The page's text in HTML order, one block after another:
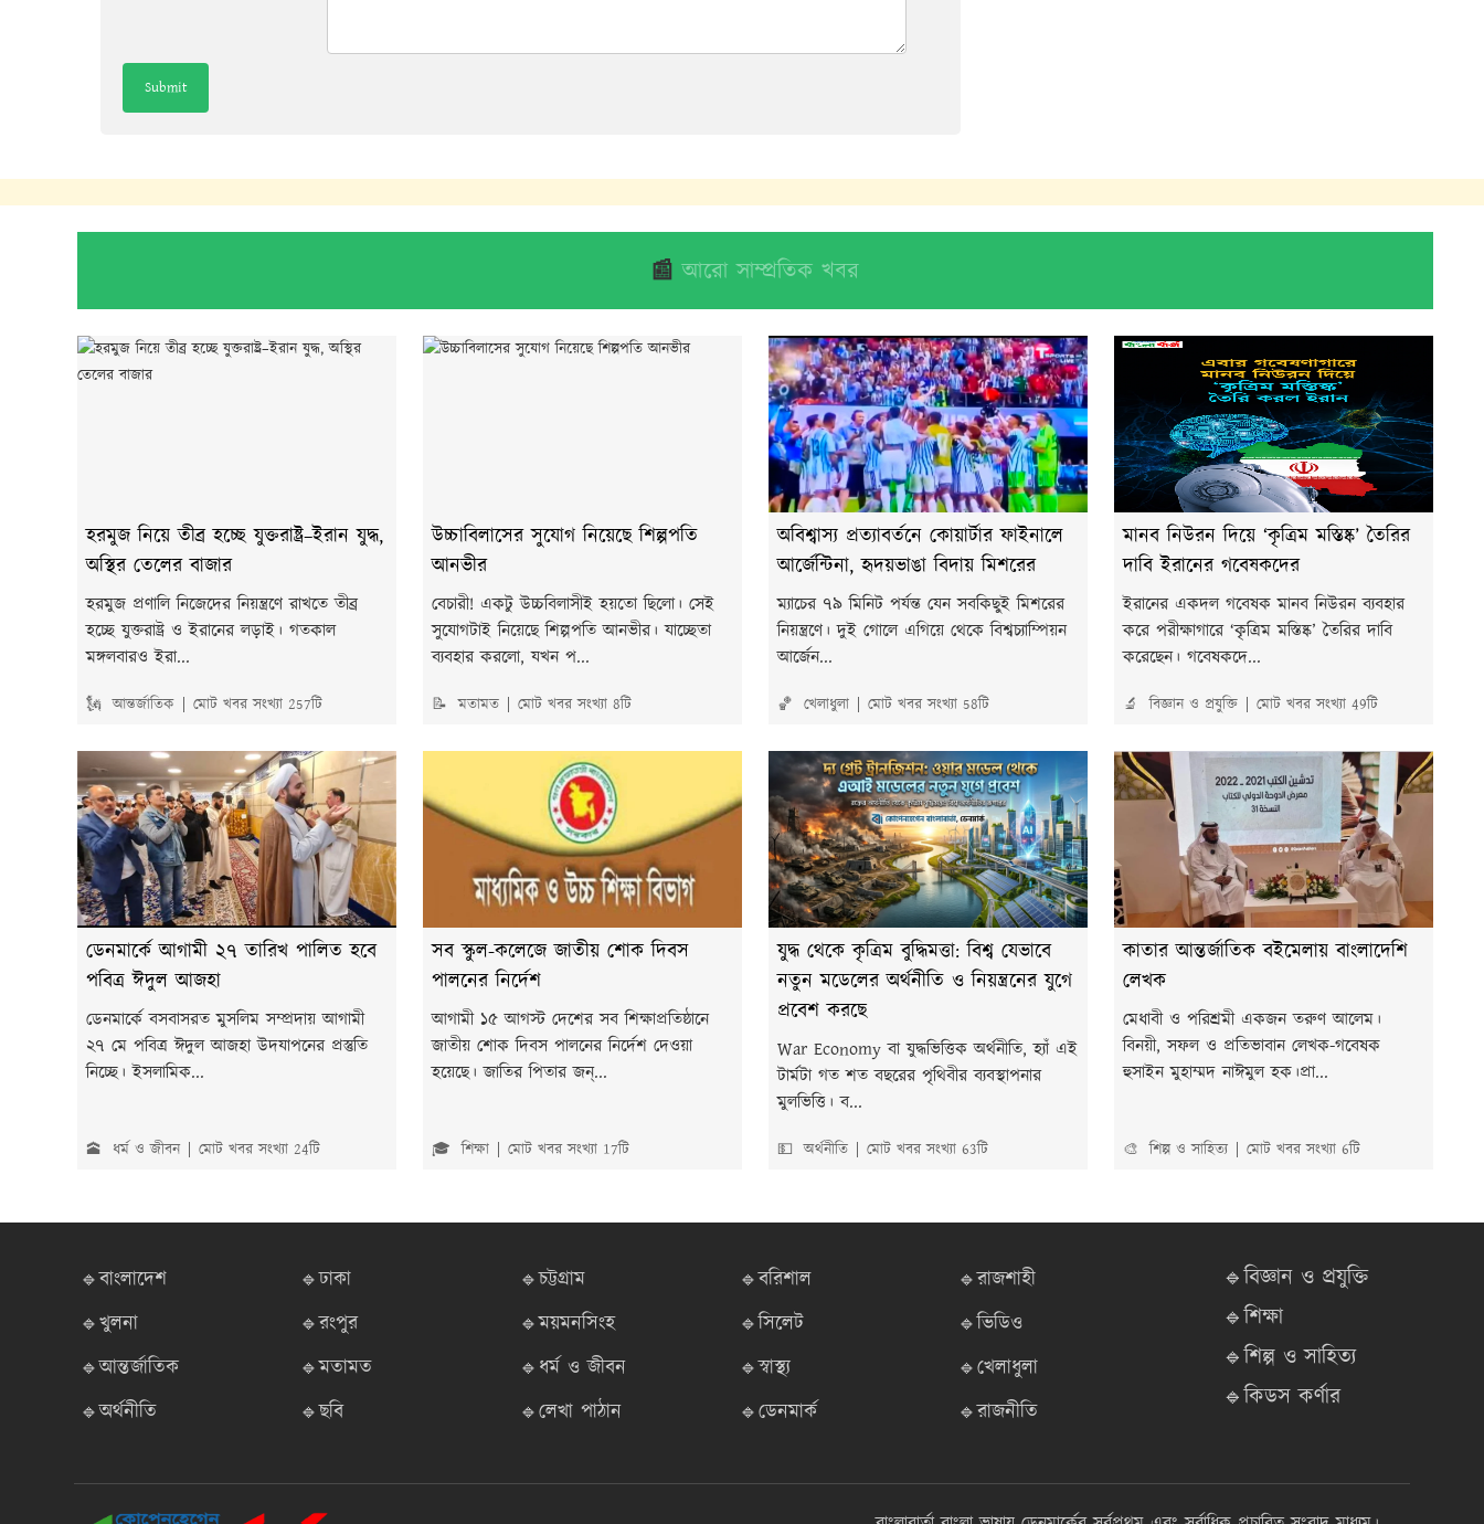
📰আরো সাম্প্রতিক খবর
হরমুজ নিয়ে তীব্র হচ্ছে যুক্তরাষ্ট্র–ইরান যুদ্ধ,
অস্থির তেলের বাজার
হরমুজ প্রণালি নিজেদের নিয়ন্ত্রণে রাখতে তীব্র
হচ্ছে যুক্তরাষ্ট্র ও ইরানের লড়াই। গতকাল
মঙ্গলবারও ইরা...
🗽 আন্তর্জাতিক মোট খবর সংখ্যা 257টি
উচ্চাবিলাসের সুযোগ নিয়েছে শিল্পপতি
আনভীর
বেচারী! একটু উচ্চবিলাসীই হয়তো ছিলো। সেই
সুযোগটাই নিয়েছে শিল্পপতি আনভীর। যাচ্ছেতা
ব্যবহার করলো, যখন প...
📝 মতামত মোট খবর সংখ্যা 8টি
অবিশ্বাস্য প্রত্যাবর্তনে কোয়ার্টার ফাইনালে
আর্জেন্টিনা, হৃদয়ভাঙা বিদায় মিশরের
ম্যাচের ৭৯ মিনিট পর্যন্ত যেন সবকিছুই মিশরের
নিয়ন্ত্রণে। দুই গোলে এগিয়ে থেকে বিশ্বচ্যাম্পিয়ন
আর্জেন...
🏀 খেলাধুলা মোট খবর সংখ্যা 58টি
মানব নিউরন দিয়ে ‘কৃত্রিম মস্তিষ্ক’ তৈরির
দাবি ইরানের গবেষকদের
ইরানের একদল গবেষক মানব নিউরন ব্যবহার
করে পরীক্ষাগারে ‘কৃত্রিম মস্তিষ্ক’ তৈরির দাবি
করেছেন। গবেষকদে...
🔬 বিজ্ঞান ও প্রযুক্তি মোট খবর সংখ্যা 49টি
ডেনমার্কে আগামী ২৭ তারিখ পালিত হবে
পবিত্র ঈদুল আজহা
ডেনমার্কে বসবাসরত মুসলিম সম্প্রদায় আগামী
২৭ মে পবিত্র ঈদুল আজহা উদযাপনের প্রস্তুতি
নিচ্ছে। ইসলামিক...
🕋 ধর্ম ও জীবন মোট খবর সংখ্যা 24টি
সব স্কুল-কলেজে জাতীয় শোক দিবস
পালনের নির্দেশ
আগামী ১৫ আগস্ট দেশের সব শিক্ষাপ্রতিষ্ঠানে
জাতীয় শোক দিবস পালনের নির্দেশ দেওয়া
হয়েছে। জাতির পিতার জন্...
🎓 শিক্ষা মোট খবর সংখ্যা 17টি
যুদ্ধ থেকে কৃত্রিম বুদ্ধিমত্তা: বিশ্ব যেভাবে
নতুন মডেলের অর্থনীতি ও নিয়ন্ত্রনের যুগে
প্রবেশ করছে
War Economy বা যুদ্ধভিত্তিক অর্থনীতি, হ্যাঁ এই
টার্মটা গত শত বছরের পৃথিবীর ব্যবস্থাপনার
মুলভিত্তি। ব...
💵 অর্থনীতি মোট খবর সংখ্যা 63টি
কাতার আন্তর্জাতিক বইমেলায় বাংলাদেশি
লেখক
মেধাবী ও পরিশ্রমী একজন তরুণ আলেম।
বিনয়ী, সফল ও প্রতিভাবান লেখক-গবেষক
হুসাইন মুহাম্মদ নাঈমুল হক।প্রা...
🎨 শিল্প ও সাহিত্য মোট খবর সংখ্যা 6টি
🔹বাংলাদেশ 🔹ঢাকা 🔹চট্টগ্রাম 🔹বরিশাল
🔹রাজশাহী
🔹খুলনা
🔹রংপুর 🔹ময়মনসিংহ 🔹সিলেট
🔹ভিডিও
🔹আন্তর্জাতিক
🔹মতামত 🔹ধর্ম ও জীবন 🔹স্বাস্থ্য
🔹খেলাধুলা
🔹অর্থনীতি
🔹ছবি 🔹লেখা পাঠান 🔹ডেনমার্ক 🔹রাজনীতি
🔹বিজ্ঞান ও প্রযুক্তি
🔹শিক্ষা
🔹শিল্প ও সাহিত্য
🔹কিডস কর্ণার